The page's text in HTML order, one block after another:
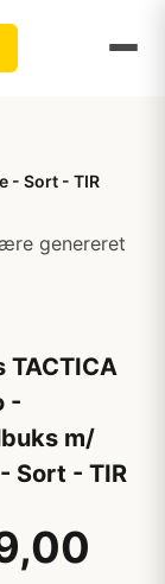
- Sort - TIR
genereret
TACTICA
-
m/
Sort - TIR